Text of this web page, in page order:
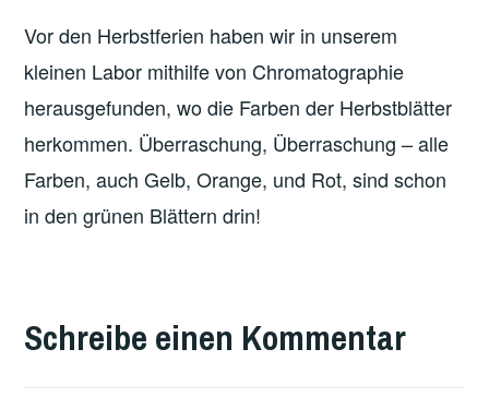
Vor den Herbstferien haben wir in unserem
kleinen Labor mithilfe von Chromatographie
herausgefunden, wo die Farben der Herbstblätter
herkommen. Überraschung, Überraschung – alle
Farben, auch Gelb, Orange, und Rot, sind schon
in den grünen Blättern drin!
FEATURED
Schreibe einen Kommentar